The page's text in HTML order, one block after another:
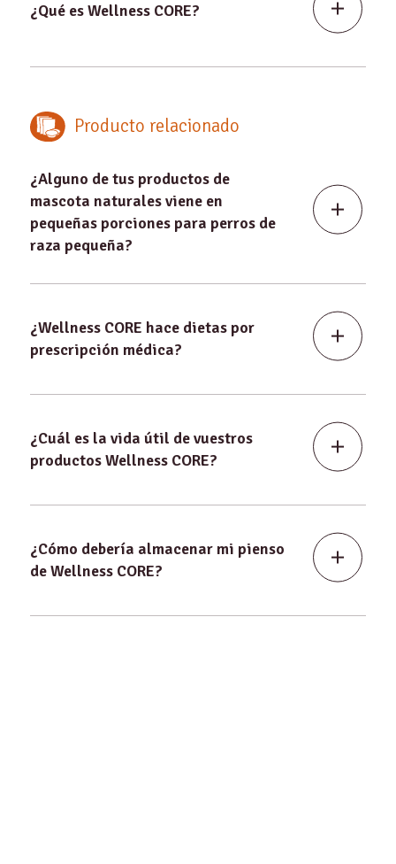
¿Qué es Wellness CORE?
Producto relacionado
¿Alguno de tus productos de
mascota naturales viene en
pequeñas porciones para perros de
raza pequeña?
¿Wellness CORE hace dietas por
prescripción médica?
¿Cuál es la vida útil de vuestros
productos Wellness CORE?
¿Cómo debería almacenar mi pienso
de Wellness CORE?